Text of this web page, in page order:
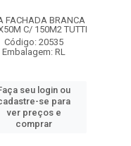
FACHADA BRANCA
C/ 150M2 TUTTI
Código: 20535
Embalagem: RL
seu login ou
se para
ver preços e
comprar